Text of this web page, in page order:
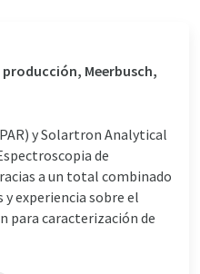
Meerbusch,
y Solartron Analytical
de
a un total combinado
y experiencia sobre el
para caracterización de